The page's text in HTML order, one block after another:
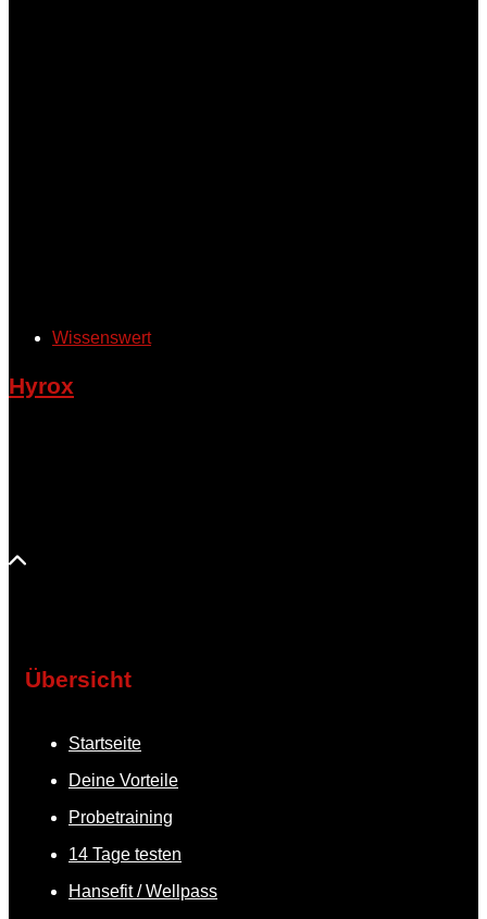
Wissenswert
Hyrox
Übersicht
Startseite
Deine Vorteile
Probetraining
14 Tage testen
Hansefit / Wellpass